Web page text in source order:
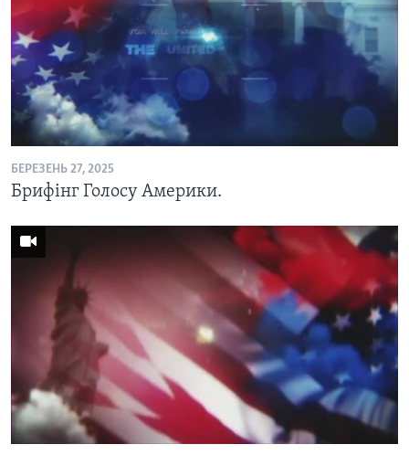
БЕРЕЗЕНЬ 27, 2025
Брифінг Голосу Америки.